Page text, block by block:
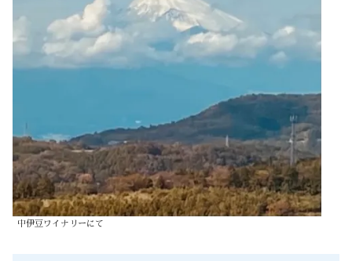
中伊豆ワイナリーにて